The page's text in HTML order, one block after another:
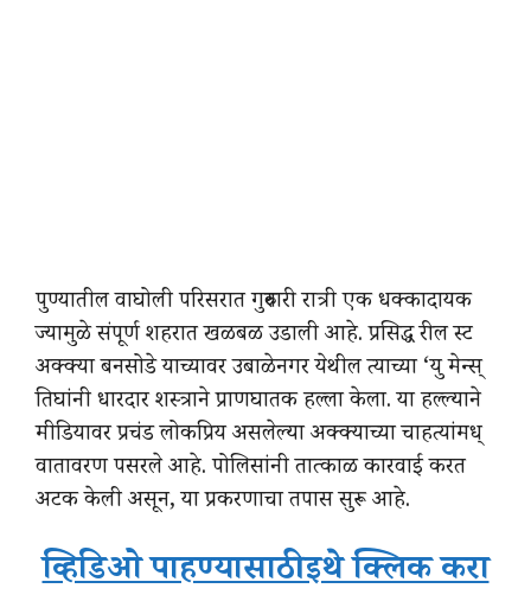
पुण्यातील वाघोली परिसरात गुरुवारी रात्री एक धक्कादायक
ज्यामुळे संपूर्ण शहरात खळबळ उडाली आहे. प्रसिद्ध रील स्ट
अक्क्या बनसोडे याच्यावर उबाळेनगर येथील त्याच्या ‘यु मेन्स्
तिघांनी धारदार शस्त्राने प्राणघातक हल्ला केला. या हल्ल्याने
मीडियावर प्रचंड लोकप्रिय असलेल्या अक्क्याच्या चाहत्यांमध्
वातावरण पसरले आहे. पोलिसांनी तात्काळ कारवाई करत
अटक केली असून, या प्रकरणाचा तपास सुरू आहे.
व्हिडिओ पाहण्यासाठी इथे क्लिक करा